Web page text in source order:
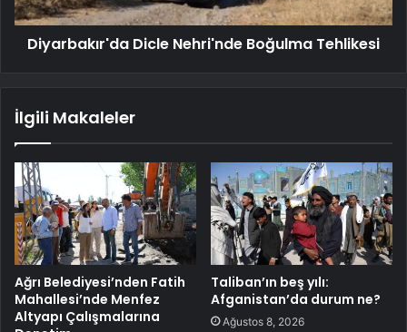
Diyarbakır'da Dicle Nehri'nde Boğulma Tehlikesi
İlgili Makaleler
Ağrı Belediyesi’nden Fatih
Mahallesi’nde Menfez
Altyapı Çalışmalarına
Taliban’ın beş yılı:
Afganistan’da durum ne?
Ağustos 8, 2026